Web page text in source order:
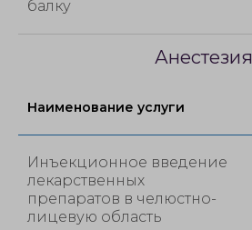
балку
Анестезия
Наименование услуги
Инъекционное введение
лекарственных
препаратов в челюстно-
лицевую область